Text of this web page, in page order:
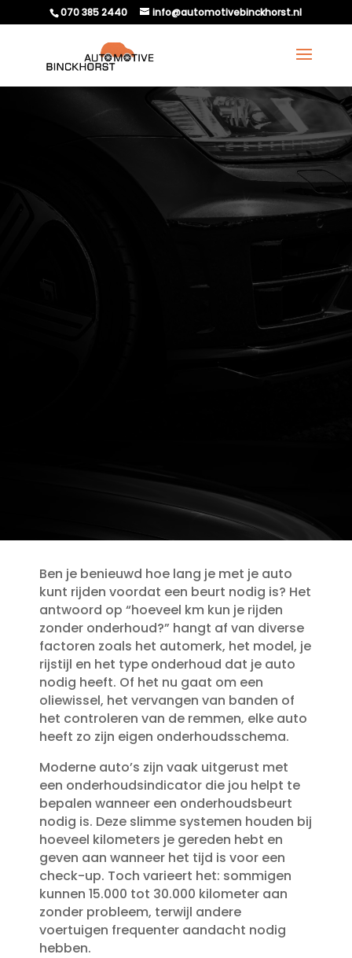
070 385 2440 info@automotivebinckhorst.nl
HOEVEEL KM KUN JE
RIJDEN ZONDER
ONDERHOUD?
Ben je benieuwd hoe lang je met je auto
kunt rijden voordat een beurt nodig is? Het
antwoord op “hoeveel km kun je rijden
zonder onderhoud?” hangt af van diverse
factoren zoals het automerk, het model, je
rijstijl en het type onderhoud dat je auto
nodig heeft.​ Of het nu gaat om een
oliewissel, het vervangen van banden of
het controleren van de remmen, elke auto
heeft zo zijn eigen onderhoudsschema.​
Moderne auto’s zijn vaak uitgerust met
een onderhoudsindicator die jou helpt te
bepalen wanneer een onderhoudsbeurt
nodig is.​ Deze slimme systemen houden bij
hoeveel kilometers je gereden hebt en
geven aan wanneer het tijd is voor een
check-up.​ Toch varieert het: sommigen
kunnen 15.​000 tot 30.​000 kilometer aan
zonder probleem, terwijl andere
voertuigen frequenter aandacht nodig
hebben.​